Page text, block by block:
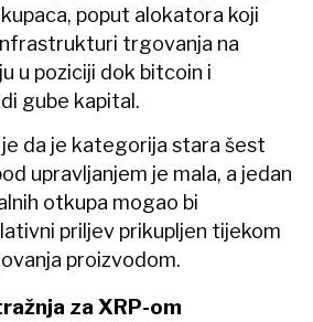
poput alokatora koji
trgovanja na
u poziciji dok bitcoin i
gube kapital.
da je kategorija stara šest
upravljanjem je mala, a jedan
otkupa mogao bi
priljev prikupljen tijekom
proizvodom.
za XRP-om